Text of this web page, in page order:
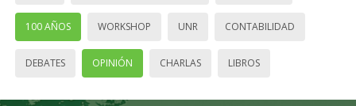
100 AÑOS WORKSHOP UNR CONTABILIDAD
DEBATES OPINIÓN CHARLAS LIBROS